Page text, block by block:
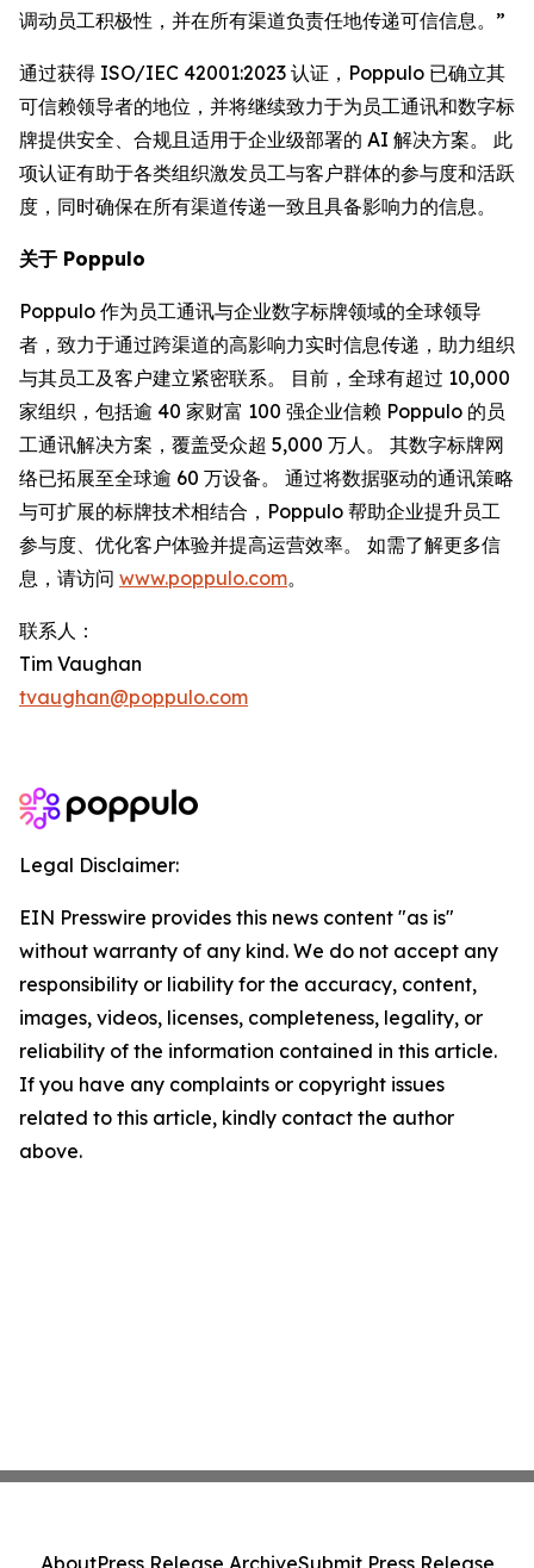
调动员工积极性，并在所有渠道负责任地传递可信信息。”
通过获得 ISO/IEC 42001:2023 认证，Poppulo 已确立其
可信赖领导者的地位，并将继续致力于为员工通讯和数字标
牌提供安全、合规且适用于企业级部署的 AI 解决方案。 此
项认证有助于各类组织激发员工与客户群体的参与度和活跃
度，同时确保在所有渠道传递一致且具备影响力的信息。
关于 Poppulo
Poppulo 作为员工通讯与企业数字标牌领域的全球领导
者，致力于通过跨渠道的高影响力实时信息传递，助力组织
与其员工及客户建立紧密联系。 目前，全球有超过 10,000
家组织，包括逾 40 家财富 100 强企业信赖 Poppulo 的员
工通讯解决方案，覆盖受众超 5,000 万人。 其数字标牌网
络已拓展至全球逾 60 万设备。 通过将数据驱动的通讯策略
与可扩展的标牌技术相结合，Poppulo 帮助企业提升员工
参与度、优化客户体验并提高运营效率。 如需了解更多信
息，请访问 www.poppulo.com。
联系人：
Tim Vaughan
tvaughan@poppulo.com
Legal Disclaimer:
EIN Presswire provides this news content "as is"
without warranty of any kind. We do not accept any
responsibility or liability for the accuracy, content,
images, videos, licenses, completeness, legality, or
reliability of the information contained in this article.
If you have any complaints or copyright issues
related to this article, kindly contact the author
above.
AboutPress Release ArchiveSubmit Press Release